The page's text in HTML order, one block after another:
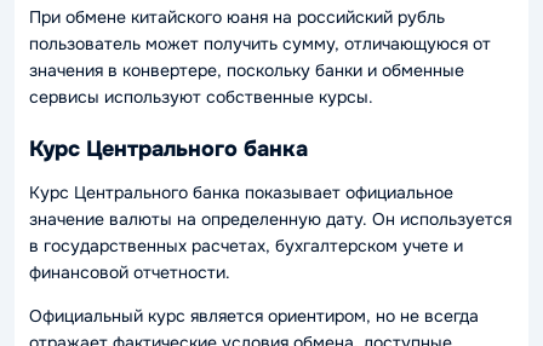
При обмене китайского юаня на российский рубль
пользователь может получить сумму, отличающуюся от
значения в конвертере, поскольку банки и обменные
сервисы используют собственные курсы.
Курс Центрального банка
Курс Центрального банка показывает официальное
значение валюты на определенную дату. Он используется
в государственных расчетах, бухгалтерском учете и
финансовой отчетности.
Официальный курс является ориентиром, но не всегда